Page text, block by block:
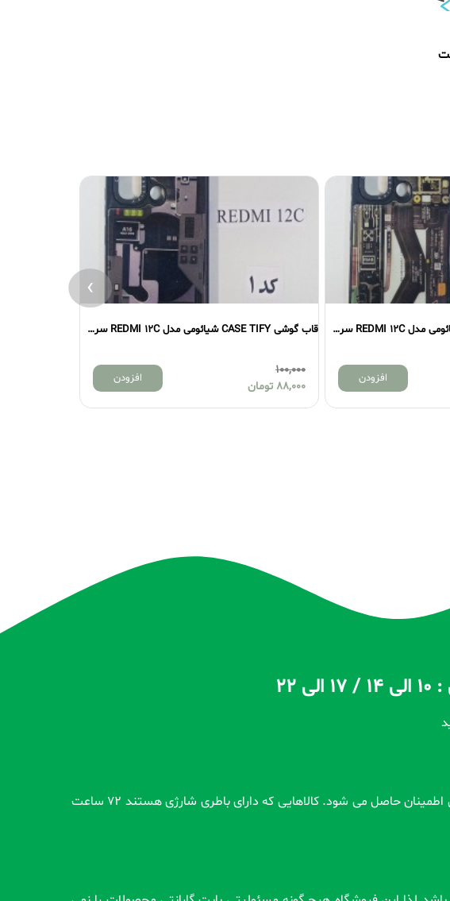
قاب گوشی CASE TIFY شیائومی مدل REDMI 12C سری دوم قاب گوشی CASE TIFY شیائومی مدل REDMI 12C سری اول
100,000
88,000
تومان
100,000
88,000
تومان
›
تمام محصولات بدون گارانتی قبل از اضافه شدن در سایت و بعد از ثبت سفارش مشتری کاملاً تست و از سلامت محصول اطمینان حاصل می شود. کالاهایی که دارای باطری شارژی هستند 72 ساعت